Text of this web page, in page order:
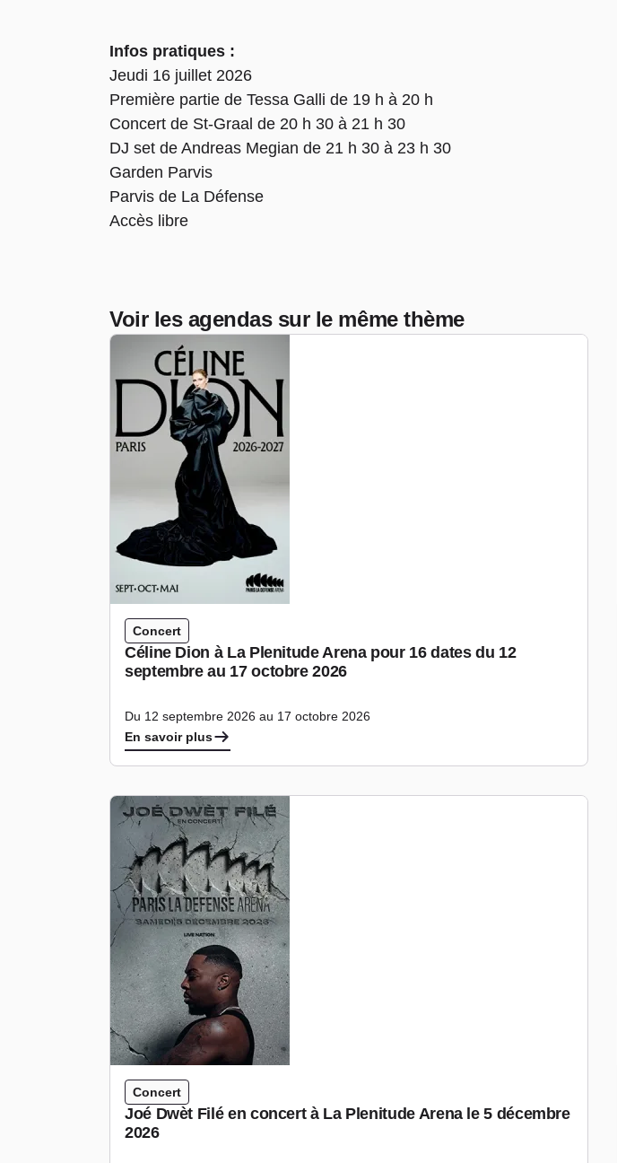
Infos pratiques :
Jeudi 16 juillet 2026
Première partie de Tessa Galli de 19 h à 20 h
Concert de St-Graal de 20 h 30 à 21 h 30
DJ set de Andreas Megian de 21 h 30 à 23 h 30
Garden Parvis
Parvis de La Défense
Accès libre
Voir les agendas sur le même thème
Concert
Céline Dion à La Plenitude Arena pour 16 dates du 12
septembre au 17 octobre 2026
Du 12 septembre 2026 au 17 octobre 2026
En savoir plus
Concert
Joé Dwèt Filé en concert à La Plenitude Arena le 5 décembre
2026